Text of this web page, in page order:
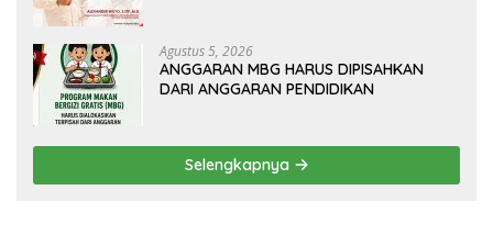
Agustus 5, 2026
ANGGARAN MBG HARUS DIPISAHKAN
DARI ANGGARAN PENDIDIKAN
Selengkapnya